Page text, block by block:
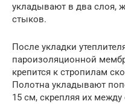
укладывают в два слоя,
стыков.
После укладки
пароизоляционной
крепится к стропилам
Полотна укладывают
15 см, скрепляя их